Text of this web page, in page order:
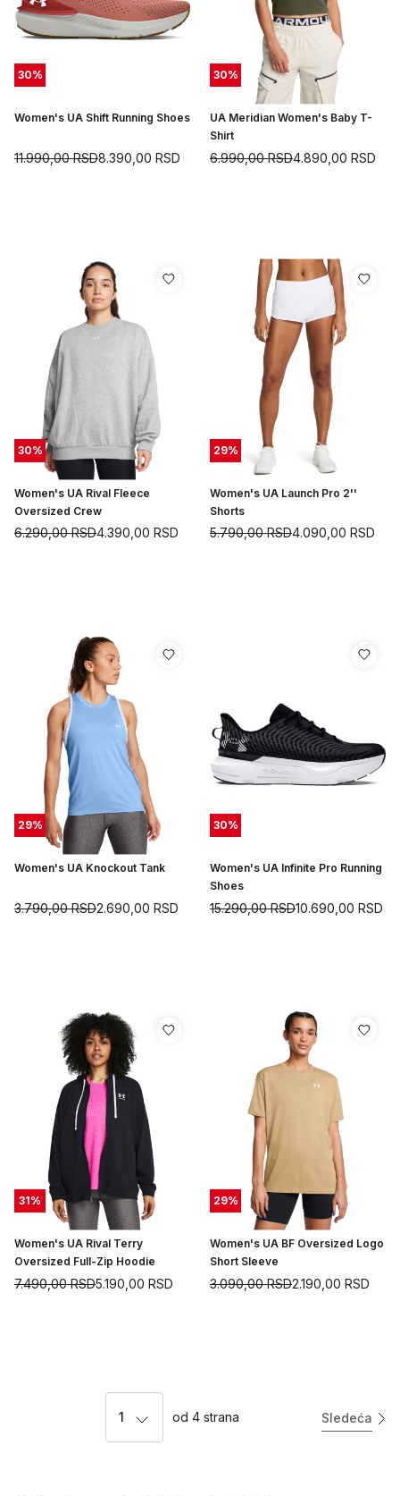
30%
Women's UA Shift Running Shoes
8.390,00 RSD
11.990,00RSD
30%
UA Meridian Women's Baby T-
Shirt
4.890,00 RSD
6.990,00RSD
30%
Women's UA Rival Fleece
Oversized Crew
4.390,00 RSD
6.290,00RSD
29%
Women's UA Launch Pro 2''
Shorts
4.090,00 RSD
5.790,00RSD
29%
Women's UA Knockout Tank
2.690,00 RSD
3.790,00RSD
30%
Women's UA Infinite Pro Running
Shoes
10.690,00 RSD
15.290,00RSD
31%
Women's UA Rival Terry
Oversized Full-Zip Hoodie
5.190,00 RSD
7.490,00RSD
29%
Women's UA BF Oversized Logo
Short Sleeve
2.190,00 RSD
3.090,00RSD
1 od 4 strana Sledeća